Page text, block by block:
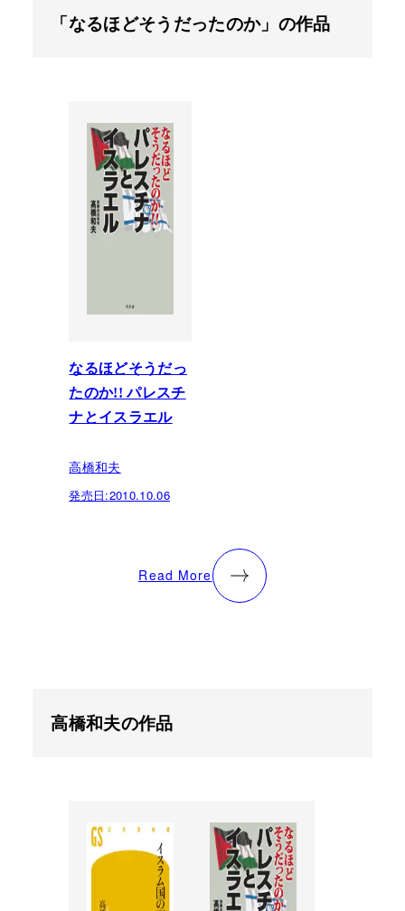
「なるほどそうだったのか」の作品
なるほどそうだっ
たのか!! パレスチ
ナとイスラエル
高橋和夫
発売日:2010.10.06
Read More
高橋和夫の作品